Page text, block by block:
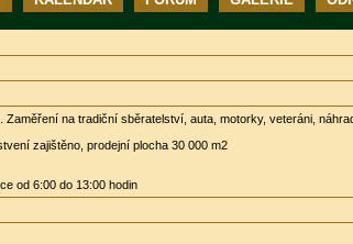
na tradiční sběratelství, auta, motorky, veteráni,
zajištěno, prodejní plocha 30 000 m2
od 6:00 do 13:00 hodin